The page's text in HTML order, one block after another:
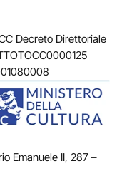
Decreto Direttoriale
Emanuele II, 287 –